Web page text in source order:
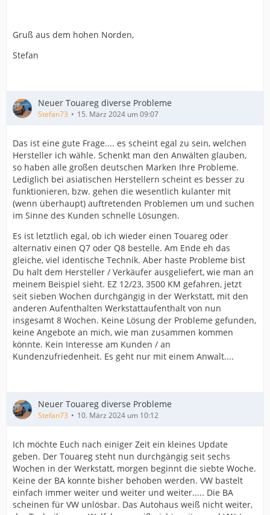
Gruß aus dem hohen Norden,
Stefan
Neuer Touareg diverse Probleme
Stefan73 15. März 2024 um 09:07
Das ist eine gute Frage.... es scheint egal zu sein, welchen
Hersteller ich wähle. Schenkt man den Anwälten glauben,
so haben alle großen deutschen Marken Ihre Probleme.
Lediglich bei asiatischen Herstellern scheint es besser zu
funktionieren, bzw. gehen die wesentlich kulanter mit
(wenn überhaupt) auftretenden Problemen um und suchen
im Sinne des Kunden schnelle Lösungen.
Es ist letztlich egal, ob ich wieder einen Touareg oder
alternativ einen Q7 oder Q8 bestelle. Am Ende eh das
gleiche, viel identische Technik. Aber haste Probleme bist
Du halt dem Hersteller / Verkäufer ausgeliefert, wie man an
meinem Beispiel sieht. EZ 12/23, 3500 KM gefahren, jetzt
seit sieben Wochen durchgängig in der Werkstatt, mit den
anderen Aufenthalten Werkstattaufenthalt von nun
insgesamt 8 Wochen. Keine Lösung der Probleme gefunden,
keine Angebote an mich, wie man zusammen kommen
könnte. Kein Interesse am Kunden / an
Kundenzufriedenheit. Es geht nur mit einem Anwalt....
Neuer Touareg diverse Probleme
Stefan73 10. März 2024 um 10:12
Ich möchte Euch nach einiger Zeit ein kleines Update
geben. Der Touareg steht nun durchgängig seit sechs
Wochen in der Werkstatt, morgen beginnt die siebte Woche.
Keine der BA konnte bisher behoben werden. VW bastelt
einfach immer weiter und weiter und weiter..... Die BA
scheinen für VW unlösbar. Das Autohaus weiß nicht weiter,